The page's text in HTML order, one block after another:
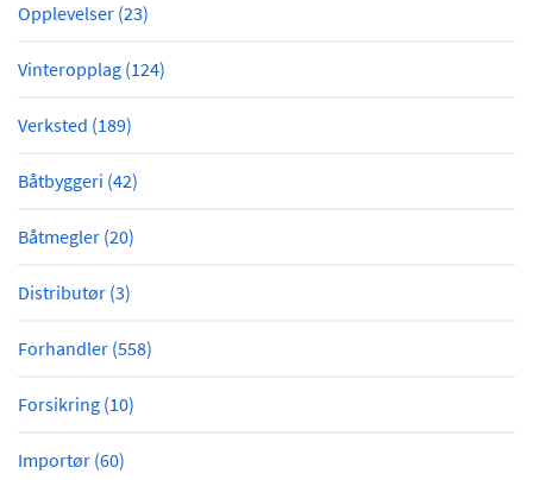
Opplevelser (23)
Vinteropplag (124)
Verksted (189)
Båtbyggeri (42)
Båtmegler (20)
Distributør (3)
Forhandler (558)
Forsikring (10)
Importør (60)